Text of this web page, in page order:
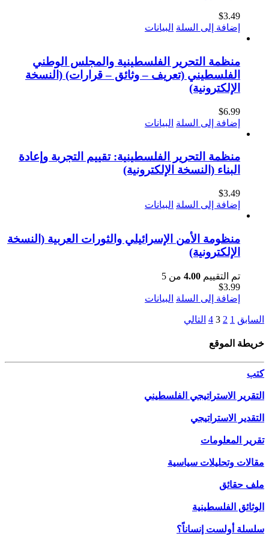
$3.49
إضافة إلى السلة البيانات
منظمة التحرير الفلسطينية والمجلس الوطني
الفلسطيني (تعريف – وثائق – قرارات) (النسخة
الإلكترونية)
$6.99
إضافة إلى السلة البيانات
منظمة التحرير الفلسطينية: تقييم التجربة وإعادة
البناء (النسخة الإلكترونية)
$3.49
إضافة إلى السلة البيانات
منظومة الأمن الإسرائيلي والثورات العربية (النسخة
الإلكترونية)
تم التقييم 4.00 من 5
$3.99
إضافة إلى السلة البيانات
السابق 1
2
3
4 التالي
خريطة الموقع
كتب
التقرير الاستراتيجي الفلسطيني
التقدير الاستراتيجي
تقرير المعلومات
مقالات وتحليلات سياسية
ملف حقائق
الوثائق الفلسطينية
سلسلة أولست إنساناً؟